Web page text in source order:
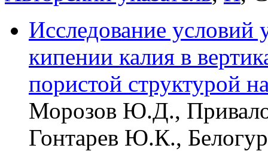
Исследование условий
кипении калия в
пористой структурой
Морозов Ю.Д.,
Гонтарев Ю.К.,